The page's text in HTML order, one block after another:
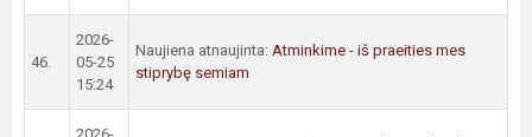
46.
2026-
05-25
15:24
Naujiena atnaujinta: Atminkime - iš praeities mes
stiprybę semiam